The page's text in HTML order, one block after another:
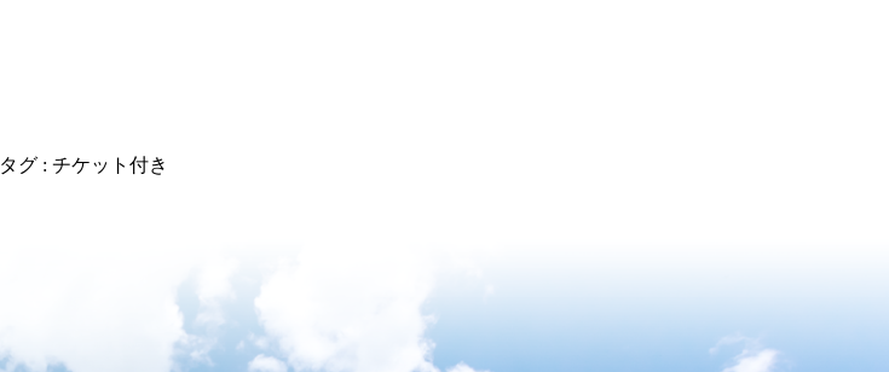
タグ : チケット付き